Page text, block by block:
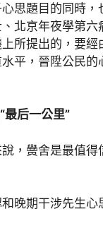
思題目的同時
北京年夜學第
所提出的，要
平，晉陞公民
最后一公里”
，黌舍是最值
晚期干涉先生心